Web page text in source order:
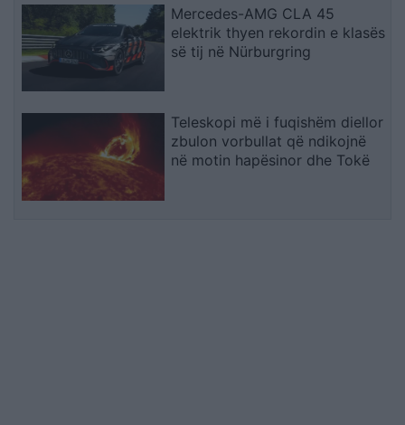
Mercedes-AMG CLA 45
elektrik thyen rekordin e klasës
së tij në Nürburgring
Teleskopi më i fuqishëm diellor
zbulon vorbullat që ndikojnë
në motin hapësinor dhe Tokë